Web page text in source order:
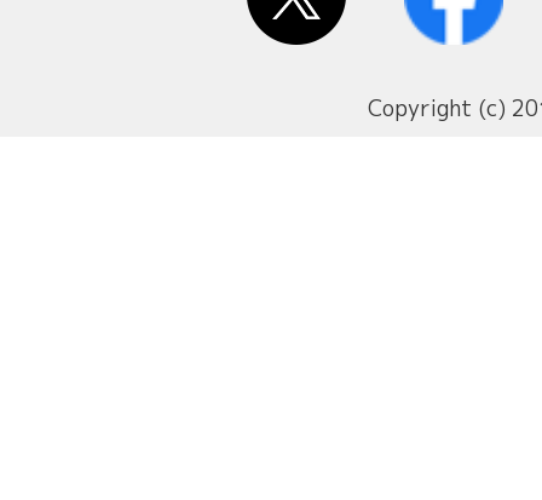
Copyright (c)